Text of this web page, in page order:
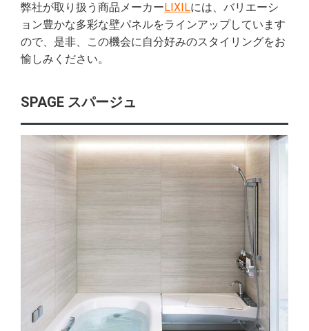
弊社が取り扱う商品メーカーLIXILには、バリエーシ
ョン豊かな多彩な壁パネルをラインアップしています
ので、是非、この機会に自分好みのスタイリングをお
愉しみください。
SPAGE スパージュ